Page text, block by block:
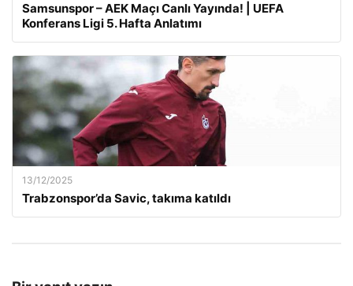
Samsunspor – AEK Maçı Canlı Yayında! | UEFA
Konferans Ligi 5. Hafta Anlatımı
13/12/2025
Trabzonspor’da Savic, takıma katıldı